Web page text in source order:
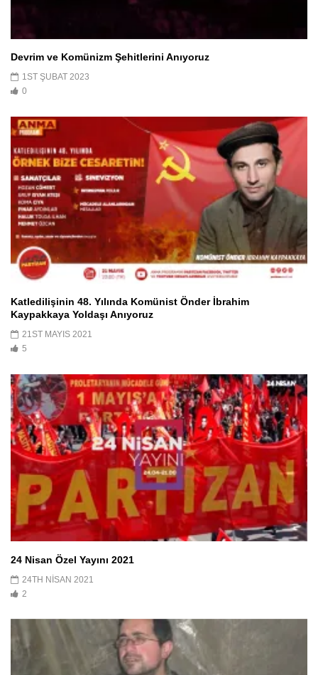
Devrim ve Komünizm Şehitlerini Anıyoruz
1ST ŞUBAT 2023
0
Katledilişinin 48. Yılında Komünist Önder İbrahim
Kaypakkaya Yoldaşı Anıyoruz
21ST MAYIS 2021
5
24 Nisan Özel Yayını 2021
24TH NISAN 2021
2